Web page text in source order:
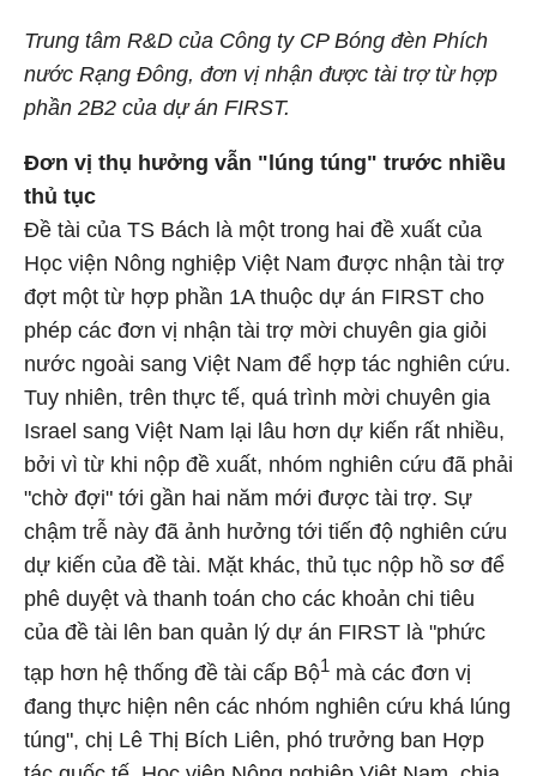
Trung tâm R&D của Công ty CP Bóng đèn Phích
nước Rạng Đông, đơn vị nhận được tài trợ từ hợp
phần 2B2 của dự án FIRST.
Đơn vị thụ hưởng vẫn "lúng túng" trước nhiều
thủ tục
Đề tài của TS Bách là một trong hai đề xuất của
Học viện Nông nghiệp Việt Nam được nhận tài trợ
đợt một từ hợp phần 1A thuộc dự án FIRST cho
phép các đơn vị nhận tài trợ mời chuyên gia giỏi
nước ngoài sang Việt Nam để hợp tác nghiên cứu.
Tuy nhiên, trên thực tế, quá trình mời chuyên gia
Israel sang Việt Nam lại lâu hơn dự kiến rất nhiều,
bởi vì từ khi nộp đề xuất, nhóm nghiên cứu đã phải
"chờ đợi" tới gần hai năm mới được tài trợ. Sự
chậm trễ này đã ảnh hưởng tới tiến độ nghiên cứu
dự kiến của đề tài. Mặt khác, thủ tục nộp hồ sơ để
phê duyệt và thanh toán cho các khoản chi tiêu
của đề tài lên ban quản lý dự án FIRST là "phức
tạp hơn hệ thống đề tài cấp Bộ1 mà các đơn vị
đang thực hiện nên các nhóm nghiên cứu khá lúng
túng", chị Lê Thị Bích Liên, phó trưởng ban Hợp